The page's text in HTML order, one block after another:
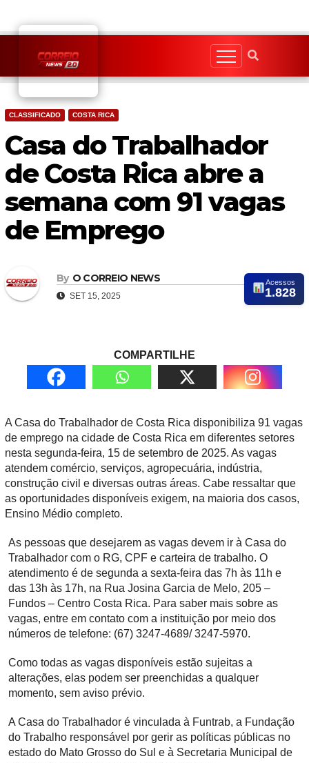
content
CLASSIFICADO COSTA RICA
Casa do Trabalhador
de Costa Rica abre a
semana com 91 vagas
de Emprego
By O CORREIO NEWS
SET 15, 2025
Acessos
1.828
COMPARTILHE
A Casa do Trabalhador de Costa Rica disponibiliza 91 vagas
de emprego na cidade de Costa Rica em diferentes setores
nesta segunda-feira, 15 de setembro de 2025. As vagas
atendem comércio, serviços, agropecuária, indústria,
construção civil e diversas outras áreas. Cabe ressaltar que
as oportunidades disponíveis exigem, na maioria dos casos,
Ensino Médio completo.
As pessoas que desejarem as vagas devem ir à Casa do
Trabalhador com o RG, CPF e carteira de trabalho. O
atendimento é de segunda a sexta-feira das 7h às 11h e
das 13h às 17h, na Rua Josina Garcia de Melo, 205 –
Fundos – Centro Costa Rica. Para saber mais sobre as
vagas, entre em contato com a instituição por meio dos
números de telefone: (67) 3247-4689/ 3247-5970.
Como todas as vagas disponíveis estão sujeitas a
alterações, elas podem ser preenchidas a qualquer
momento, sem aviso prévio.
A Casa do Trabalhador é vinculada à Funtrab, a Fundação
do Trabalho responsável por gerir as políticas públicas no
estado do Mato Grosso do Sul e à Secretaria Municipal de